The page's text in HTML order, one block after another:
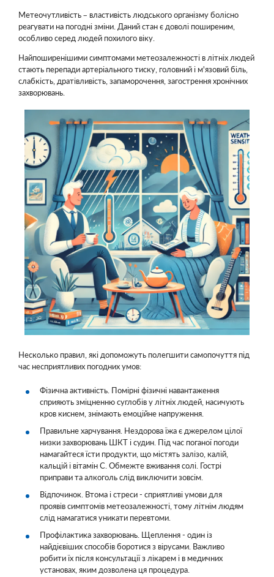
Метеочутливість – властивість людського організму болісно
реагувати на погодні зміни. Даний стан є доволі поширеним,
особливо серед людей похилого віку.
Найпоширенішими симптомами метеозалежності в літніх людей
стають перепади артеріального тиску, головний і м'язовий біль,
слабкість, дратівливість, запаморочення, загострення хронічних
захворювань.
Несколько правил, які допоможуть полегшити самопочуття під
час несприятливих погодних умов:
Фізична активність. Помірні фізичні навантаження
сприяють зміцненню суглобів у літніх людей, насичують
кров киснем, знімають емоційне напруження.
Правильне харчування. Нездорова їжа є джерелом цілої
низки захворювань ШКТ і судин. Під час поганої погоди
намагайтеся їсти продукти, що містять залізо, калій,
кальцій і вітамін С. Обмежте вживання солі. Гострі
приправи та алкоголь слід виключити зовсім.
Відпочинок. Втома і стреси - сприятливі умови для
проявів симптомів метеозалежності, тому літнім людям
слід намагатися уникати перевтоми.
Профілактика захворювань. Щеплення - один із
найдієвіших способів боротися з вірусами. Важливо
робити їх після консультації з лікарем і в медичних
установах, яким дозволена ця процедура.